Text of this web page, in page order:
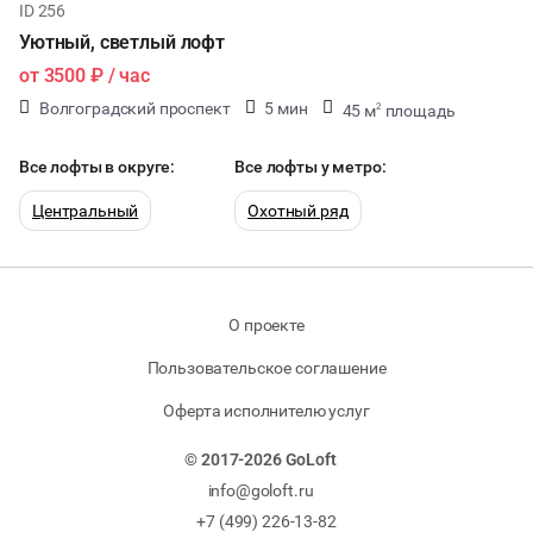
ID 256
Уютный, светлый лофт
от 3500 ₽/ час
Волгоградский проспект 5 мин 45 м2 площадь
Все лофты в округе:
Центральный
Все лофты у метро:
Охотный ряд
О проекте
Пользовательское соглашение
Оферта исполнителю услуг
© 2017-2026 GoLoft
info@goloft.ru
+7 (499) 226-13-82